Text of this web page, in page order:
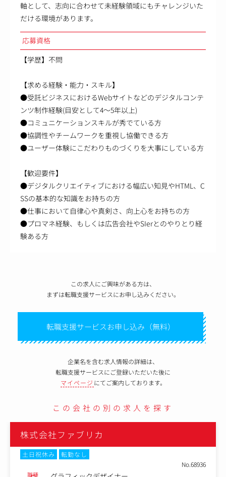
軸として、志向に合わせて未経験領域にもチャレンジいた
だける環境があります。
応募資格
【学歴】不問
【求める経験・能力・スキル】
●受託ビジネスにおけるWebサイトなどのデジタルコンテ
ンツ制作経験(目安として4～5年以上)
●コミュニケーションスキルが秀でている方
●協調性やチームワークを重視し協働できる方
●ユーザー体験にこだわりものづくりを大事にしている方
【歓迎要件】
●デジタルクリエイティブにおける幅広い知見やHTML、C
SSの基本的な知識をお持ちの方
●仕事において自律心や真剣さ、向上心をお持ちの方
●プロマネ経験、もしくは広告会社やSIerとのやりとり経
験ある方
この求人にご興味がある方は、
まずは転職支援サービスにお申し込みください。
転職支援サービスお申し込み（無料）
企業名を含む求人情報の詳細は、
転職支援サービスにご登録いただいた後に
マイページ にてご案内しております。
この会社の別の求人を探す
株式会社ファブリカ
土日祝休み
転勤なし
No.68936
職種